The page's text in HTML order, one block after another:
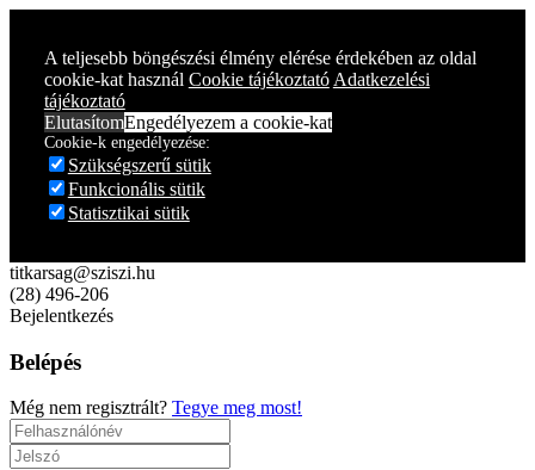
A teljesebb böngészési élmény elérése érdekében az oldal
cookie-kat használ Cookie tájékoztató Adatkezelési
tájékoztató
ElutasítomEngedélyezem a cookie-kat
Cookie-k engedélyezése:
Szükségszerű sütik
Funkcionális sütik
Statisztikai sütik
titkarsag@sziszi.hu
(28) 496-206
Bejelentkezés
Belépés
Még nem regisztrált? Tegye meg most!